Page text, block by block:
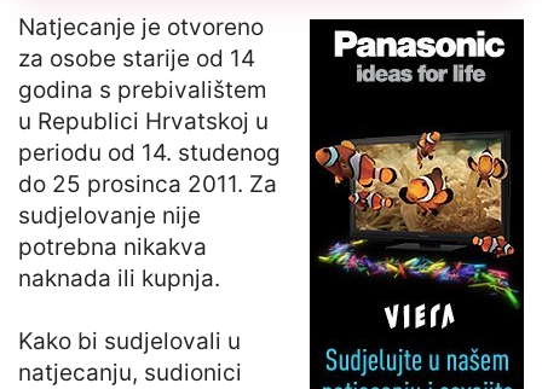
Natjecanje je otvoreno
za osobe starije od 14
godina s prebivalištem
u Republici Hrvatskoj u
periodu od 14. studenog
do 25 prosinca 2011. Za
sudjelovanje nije
potrebna nikakva
naknada ili kupnja.
Kako bi sudjelovali u
natjecanju, sudionici